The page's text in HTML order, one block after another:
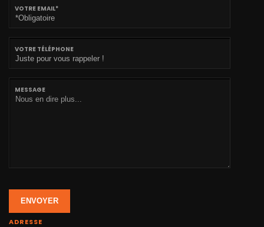
VOTRE EMAIL*
VOTRE TÉLÉPHONE
MESSAGE
ENVOYER
ADRESSE